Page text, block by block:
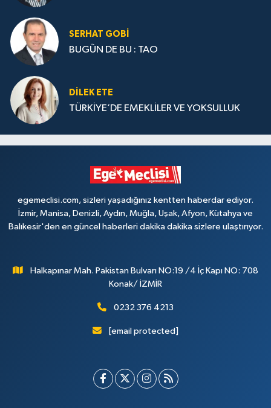
SERHAT GOBİ
BUGÜN DE BU : TAO
DILEK ETE
TÜRKİYE’DE EMEKLİLER VE YOKSULLUK
egemeclisi.com, sizleri yaşadığınız kentten haberdar ediyor.
İzmir, Manisa, Denizli, Aydın, Muğla, Uşak, Afyon, Kütahya ve
Balıkesir'den en güncel haberleri dakika dakika sizlere ulaştırıyor.
Halkapınar Mah. Pakistan Bulvarı NO:19 /4 İç Kapı NO: 708
Konak/ İZMİR
0232 376 4213
[email protected]